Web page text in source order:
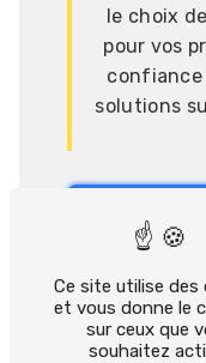
le choix
pour vos
confiance
solutions
plus
Ce site utilise des
et vous donne le
sur ceux que
souhaitez